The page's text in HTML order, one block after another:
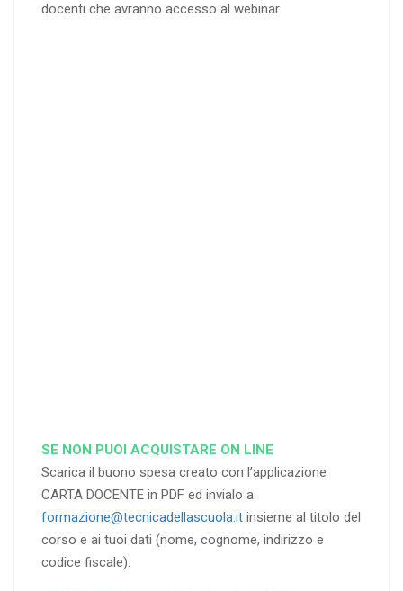
docenti che avranno accesso al webinar
SE NON PUOI ACQUISTARE ON LINE
Scarica il buono spesa creato con l’applicazione
CARTA DOCENTE in PDF ed invialo a
formazione@tecnicadellascuola.it insieme al titolo del
corso e ai tuoi dati (nome, cognome, indirizzo e
codice fiscale).